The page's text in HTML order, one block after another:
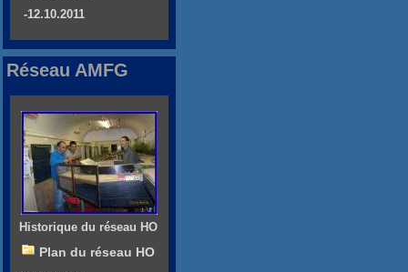
-12.10.2011
Réseau AMFG
Historique du réseau HO
Plan du réseau HO